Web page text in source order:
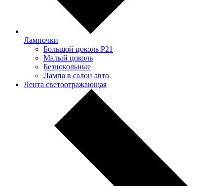
Лампочки
Большой цоколь P21
Малый цоколь
Безцокольные
Лампа в салон авто
Лента светоотражающая